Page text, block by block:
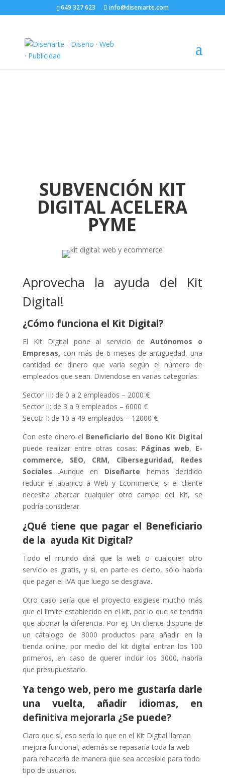
649 327 623 info@diseniarte.com
SUBVENCIÓN KIT
DIGITALACELERA
PYME
Aprovecha la ayuda del Kit
Digital!
¿Cómo funciona el Kit Digital?
El Kit Digital pone al servicio deAutónomos o
Empresas, con más de 6 meses de antigüedad, una
cantidad de dinero que varía según el número de
empleados que sean. Diviendose en varias categorías:
Sector III: de 0 a 2 empleados – 2000 €
Sector II: de 3 a 9 empleados – 6000 €
Secotr I: de 10 a 49 empleados – 12000 €
Con este dinero el Beneficiario del Bono Kit Digital
puede realizar entre otras cosas: Páginas web, E-
commerce, SEO, CRM, Ciberseguridad, Redes
Sociales….Aunque en Diseñarte hemos decidido
reducir el abanico a Web y Ecommerce, si el cliente
necesita abarcar cualquier otro campo del Kit, se
podría considerar.
¿Qué tiene que pagar el Beneficiario
de la ayuda Kit Digital?
Todo el mundo dirá que la web o cualquier otro
servicio es gratis, y si, en parte es cierto, sólo habría
que pagar el IVA que luego se desgrava.
Otro caso sería que el proyecto exigiese mucho más
que el limite establecido en el kit, por lo que se tendría
que abonar la diferencia. Por ej. Un cliente dispone de
un cátalogo de 3000 productos para añadir en la
tienda online, por medio del kit digital entran los 100
primeros, en caso de querer incluir los 3000, habría
que presupuestarlo.
Ya tengo web, pero me gustaría darle
una vuelta, añadir idiomas, en
definitiva mejorarla ¿Se puede?
Claro que sí, eso sería lo que en el Kit Digital llaman
mejora funcional, además se repasaría toda la web
para rehacerla de manera que sea accesible para todo
tipo de usuarios.